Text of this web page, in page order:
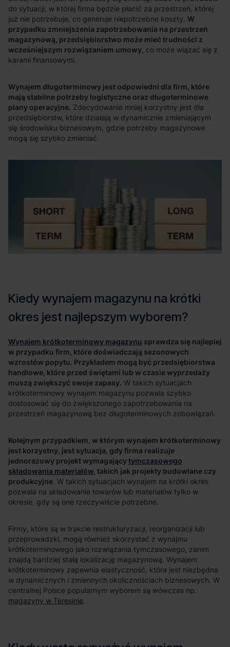
W
przypadku zmniejszenia zapotrzebowania na przestrzeń
magazynową, przedsiębiorstwo może mieć trudności z
wcześniejszym rozwiązaniem umowy,
Wynajem długoterminowy jest odpowiedni dla firm, które
mają stabilne potrzeby logistyczne oraz długoterminowe
plany operacyjne.
Wynajem krótkoterminowy magazynu sprawdza się najlepiej
w przypadku firm, które doświadczają sezonowych
wzrostów popytu. Przykładem mogą być przedsiębiorstwa
handlowe, które przed świętami lub w czasie wyprzedaży
muszą zwiększyć swoje zapasy.
Kolejnym przypadkiem, w którym wynajem krótkoterminowy
jest korzystny, jest sytuacja, gdy firma realizuje
jednorazowy projekt wymagającytymczasowego
składowania materiałów , takich jak projekty budowlane czy
produkcyjne
magazyny w Teresinie